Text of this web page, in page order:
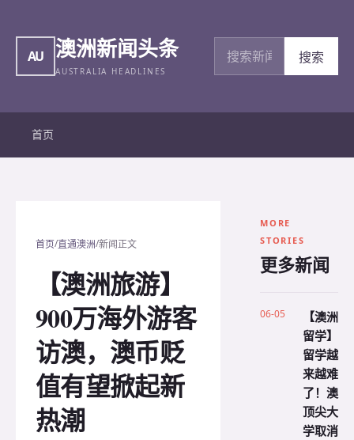
AU 澳洲新闻头条
AUSTRALIA HEADLINES
搜索新闻
搜索
首页
首页/直通澳洲/新闻正文
【澳洲旅游】
900万海外游客
访澳，澳币贬
值有望掀起新
热潮
MORE
STORIES
更多新闻
06-05
【澳洲
留学】
留学越
来越难
了！澳
顶尖大
学取消